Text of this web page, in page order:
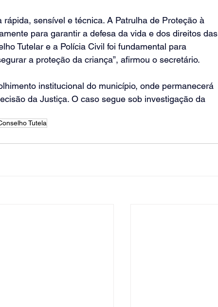
rápida, sensível e técnica. A Patrulha de Proteção à
para garantir a defesa da vida e dos direitos das
Tutelar e a Polícia Civil foi fundamental para
a proteção da criança”, afirmou o secretário.
institucional do município, onde permanecerá
da Justiça. O caso segue sob investigação da
Tutela